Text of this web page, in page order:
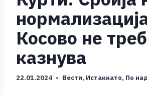
Косово не
казнува
22.01.2024 Вести, Истакнато, По